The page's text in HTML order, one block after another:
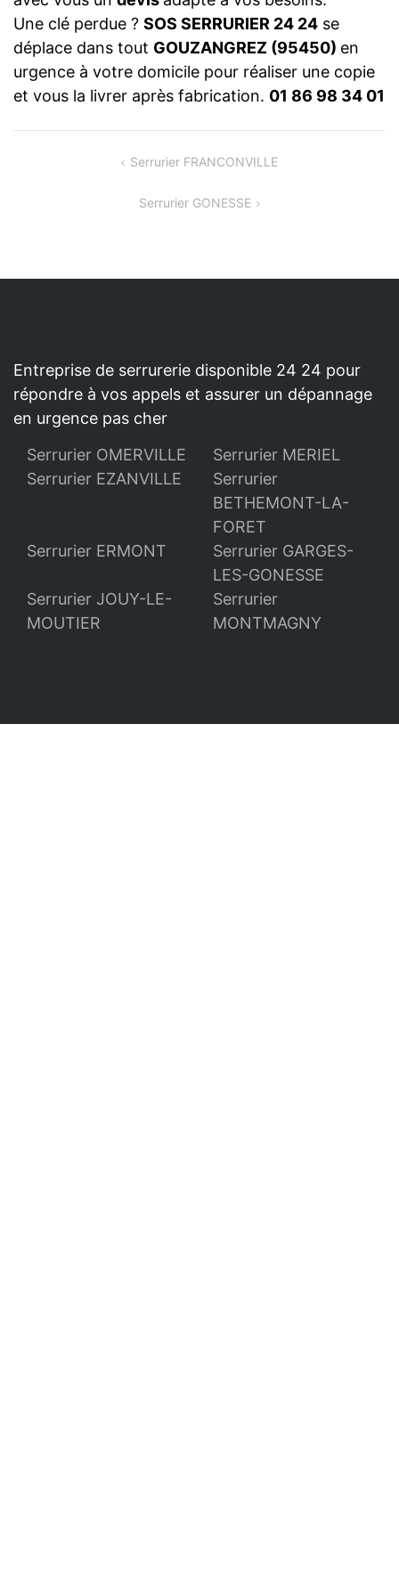
Une clé perdue ? SOS SERRURIER 24 24 se
déplace dans tout GOUZANGREZ (95450) en
urgence à votre domicile pour réaliser une copie
et vous la livrer après fabrication. 01 86 98 34 01
Serrurier FRANCONVILLE
Serrurier GONESSE
Entreprise de serrurerie disponible 24 24 pour
répondre à vos appels et assurer un dépannage
en urgence pas cher
Serrurier OMERVILLE
Serrurier MERIEL
Serrurier EZANVILLE
Serrurier
BETHEMONT-LA-
FORET
Serrurier ERMONT
Serrurier GARGES-
LES-GONESSE
Serrurier JOUY-LE-
MOUTIER
Serrurier
MONTMAGNY